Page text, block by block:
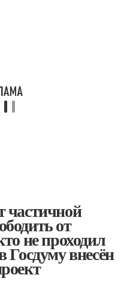
частичной
от
не проходил
Госдуму внесён